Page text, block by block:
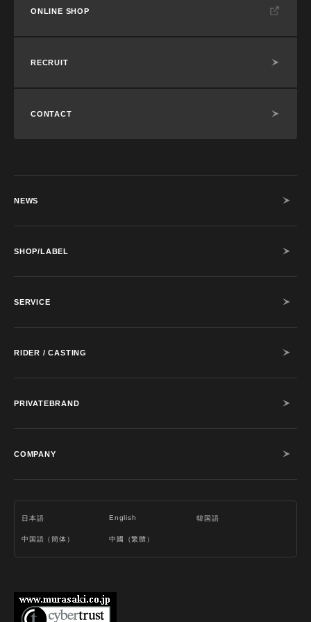
ONLINE SHOP
RECRUIT
CONTACT
NEWS
SHOP/LABEL
SERVICE
RIDER / CASTING
PRIVATEBRAND
COMPANY
日本語 English 韓国語
中国語（簡体） 中國（繁體）